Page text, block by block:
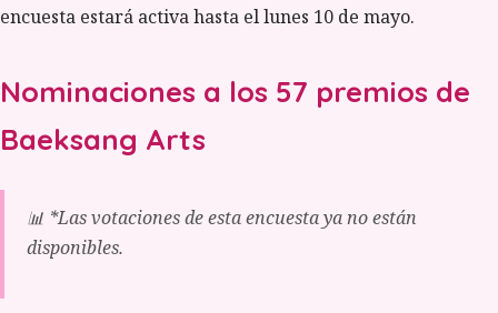
encuesta estará activa hasta el lunes 10 de mayo.
Nominaciones a los 57 premios de
Baeksang Arts
📊 *Las votaciones de esta encuesta ya no están
disponibles.